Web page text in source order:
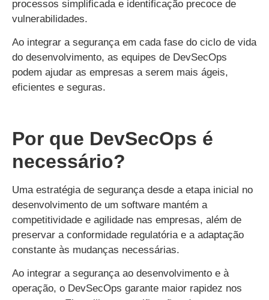
processos simplificada e identificação precoce de
vulnerabilidades.
Ao integrar a segurança em cada fase do ciclo de vida
do desenvolvimento, as equipes de DevSecOps
podem ajudar as empresas a serem mais ágeis,
eficientes e seguras.
Por que DevSecOps é
necessário?
Uma estratégia de segurança desde a etapa inicial no
desenvolvimento de um software mantém a
competitividade e agilidade nas empresas, além de
preservar a conformidade regulatória e a adaptação
constante às mudanças necessárias.
Ao integrar a segurança ao desenvolvimento e à
operação, o DevSecOps garante maior rapidez nos